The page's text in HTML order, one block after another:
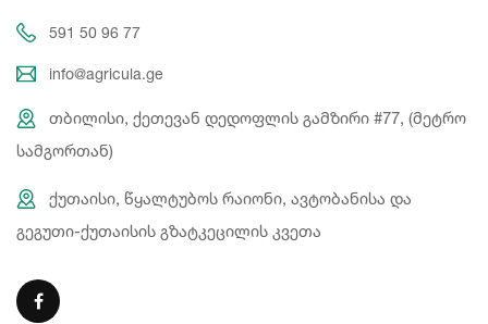
591 50 96 77
info@agricula.ge
თბილისი, ქეთევან დედოფლის გამზირი #77, (მეტრო
სამგორთან)
ქუთაისი, წყალტუბოს რაიონი, ავტობანისა და
გეგუთი-ქუთაისის გზატკეცილის კვეთა